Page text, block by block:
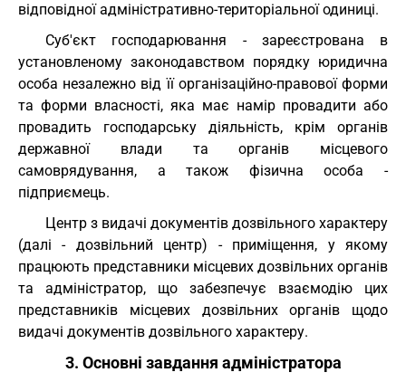
відповідної адміністративно-територіальної одиниці.
Суб'єкт господарювання - зареєстрована в
установленому законодавством порядку юридична
особа незалежно від її організаційно-правової форми
та форми власності, яка має намір провадити або
провадить господарську діяльність, крім органів
державної влади та органів місцевого
самоврядування, а також фізична особа -
підприємець.
Центр з видачі документів дозвільного характеру
(далі - дозвільний центр) - приміщення, у якому
працюють представники місцевих дозвільних органів
та адміністратор, що забезпечує взаємодію цих
представників місцевих дозвільних органів щодо
видачі документів дозвільного характеру.
3. Основні завдання адміністратора